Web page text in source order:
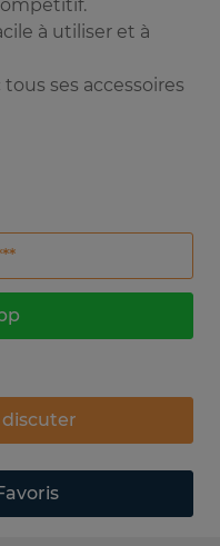
à utiliser et à
ses accessoires